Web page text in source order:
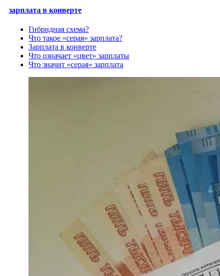
зарплата в конверте
Гибридная схема?
Что такое «серая» зарплата?
Зарплата в конверте
Что означает «цвет» зарплаты
Что значит «серая» зарплата